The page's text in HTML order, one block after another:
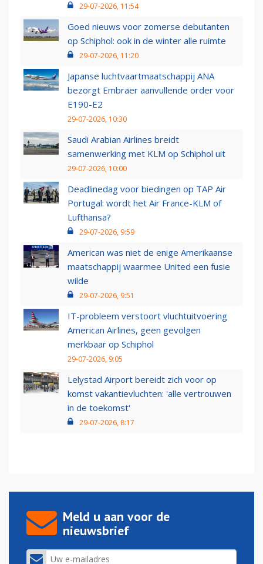
29-07-2026, 11:54
Goed nieuws voor zomerse debutanten
op Schiphol: ook in de winter alle ruimte
29-07-2026, 11:20
Japanse luchtvaartmaatschappij ANA
bezorgt Embraer aanvullende order voor
E190-E2
29-07-2026, 10:30
Saudi Arabian Airlines breidt
samenwerking met KLM op Schiphol uit
29-07-2026, 10:00
Deadlinedag voor biedingen op TAP Air
Portugal: wordt het Air France-KLM of
Lufthansa?
29-07-2026, 9:59
American was niet de enige Amerikaanse
maatschappij waarmee United een fusie
wilde
29-07-2026, 9:51
IT-probleem verstoort vluchtuitvoering
American Airlines, geen gevolgen
merkbaar op Schiphol
29-07-2026, 9:05
Lelystad Airport bereidt zich voor op
komst vakantievluchten: 'alle vertrouwen
in de toekomst'
29-07-2026, 8:17
Meld u aan voor de
nieuwsbrief